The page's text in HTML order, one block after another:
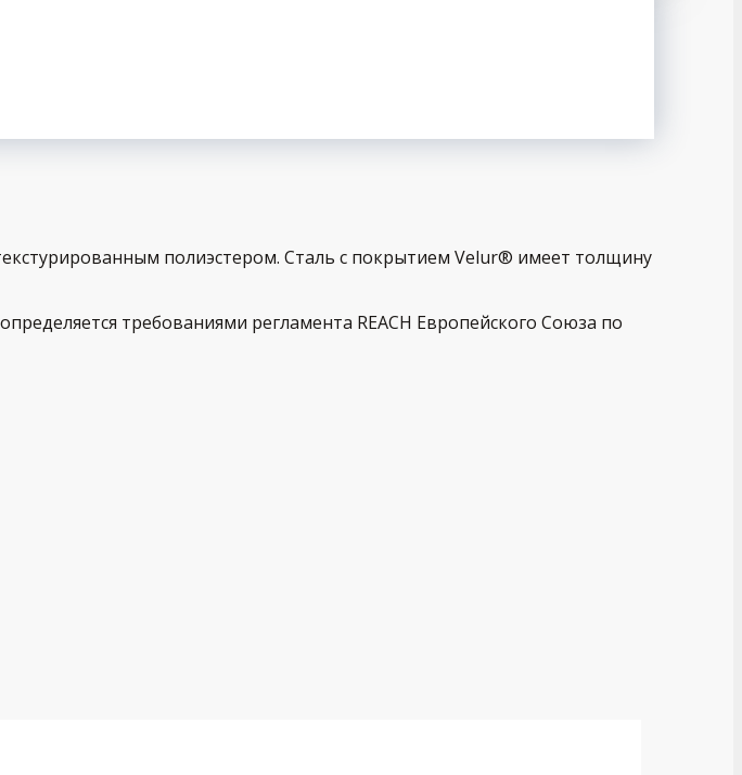
полиэстером. Сталь с покрытием Velur® имеет толщину
требованиями регламента REACH Европейского Союза по